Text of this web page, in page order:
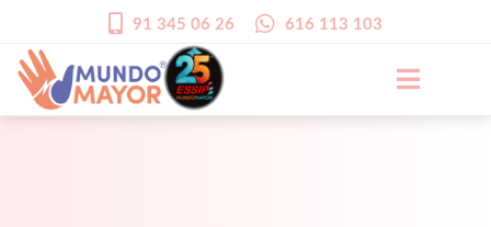
91 345 06 26 616 113 103